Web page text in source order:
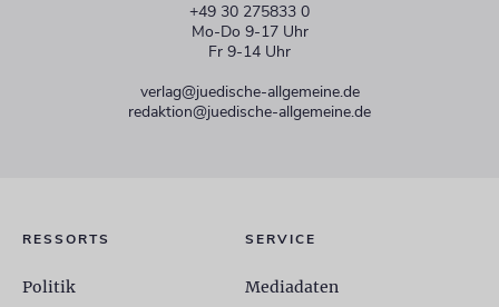
+49 30 275833 0
Mo-Do 9-17 Uhr
Fr 9-14 Uhr
verlag@juedische-allgemeine.de
redaktion@juedische-allgemeine.de
RESSORTS
Politik
SERVICE
Mediadaten